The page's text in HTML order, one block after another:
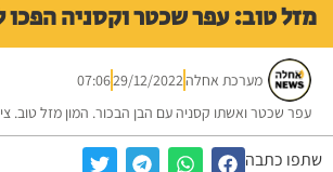
טוב: עפר שכטר וקסניה הפכו
מערכת אחלה 29/12/2022
07:06
שכטר ואשתו קסניה עם הבן הבכור. המון מזל טוב. צילום:
כתבה